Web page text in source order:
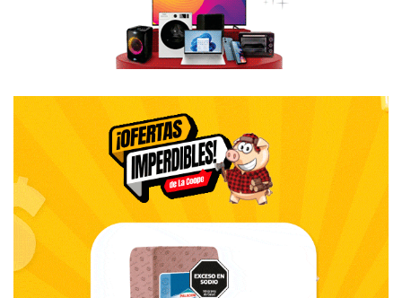
Ese es un factor que la oposición puede aprovechar. Pero
el peronismo tiene también sus divisiones, las cuales no
fueron lo mejor para mantener lo obtenido en la década
FUENTE: ECOS DE MI CIUDAD